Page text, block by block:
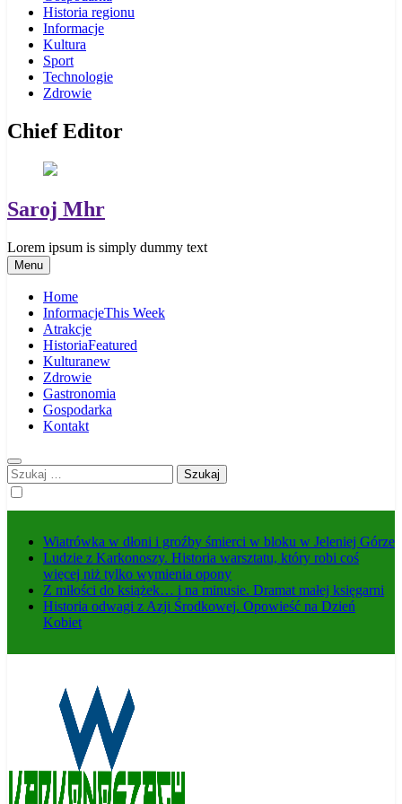
Historia regionu
Informacje
Kultura
Sport
Technologie
Zdrowie
Chief Editor
Saroj Mhr
Lorem ipsum is simply dummy text
Menu
Home
InformacjeThis Week
Atrakcje
HistoriaFeatured
Kulturanew
Zdrowie
Gastronomia
Gospodarka
Kontakt
Szukaj:
Wiatrówka w dłoni i groźby śmierci w bloku w Jeleniej Górze
Ludzie z Karkonoszy. Historia warsztatu, który robi coś
więcej niż tylko wymienia opony
Z miłości do książek… i na minusie. Dramat małej księgarni
Historia odwagi z Azji Środkowej. Opowieść na Dzień
Kobiet